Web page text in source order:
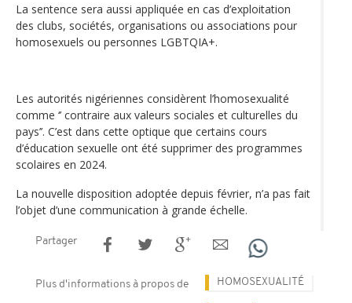
La sentence sera aussi appliquée en cas d’exploitation
des clubs, sociétés, organisations ou associations pour
homosexuels ou personnes LGBTQIA+.
Les autorités nigériennes considèrent l’homosexualité
comme ‘’ contraire aux valeurs sociales et culturelles du
pays’’. C’est dans cette optique que certains cours
d’éducation sexuelle ont été supprimer des programmes
scolaires en 2024.
La nouvelle disposition adoptée depuis février, n’a pas fait
l’objet d’une communication à grande échelle.
Partager
Plus d'informations à propos de HOMOSEXUALITÉ